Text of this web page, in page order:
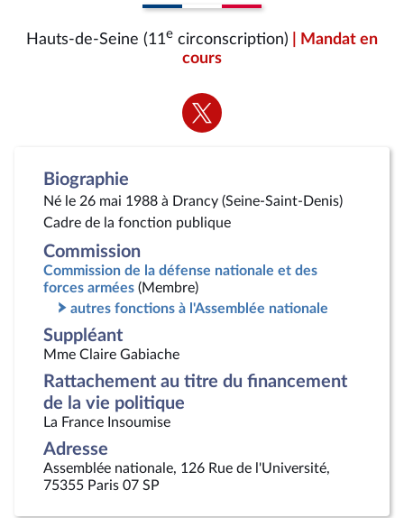
Hauts-de-Seine (11e circonscription)
| Mandat en
cours
Voir
la
Biographie
Né le 26 mai 1988 à Drancy (Seine-Saint-Denis)
Cadre de la fonction publique
Commission
Commission de la défense nationale et des
forces armées (Membre)
autres fonctions à l'Assemblée nationale
Suppléant
Mme Claire Gabiache
Rattachement au titre du financement
de la vie politique
La France Insoumise
Adresse
Assemblée nationale, 126 Rue de l'Université,
75355 Paris 07 SP